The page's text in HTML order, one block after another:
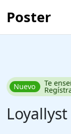
Poster
Nuevo Te
Loyallyst